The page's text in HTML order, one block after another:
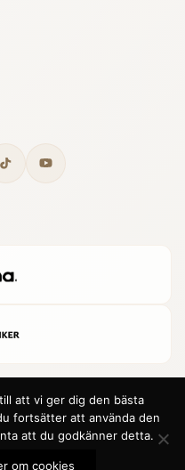
förbehållna.
Cookies
att vi ger dig den bästa
fortsätter att använda den
att du godkänner detta.
om cookies